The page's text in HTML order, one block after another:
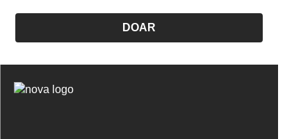
DOAR
Logo